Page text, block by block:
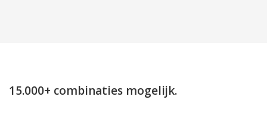
15.000+ combinaties mogelijk.